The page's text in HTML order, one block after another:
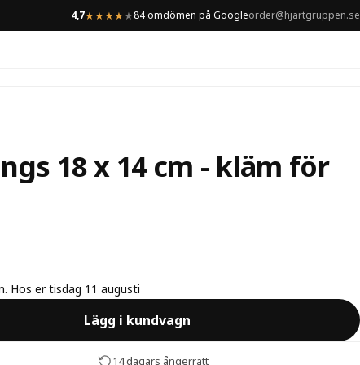
4,7★★★★★84 omdömen på Googleorder@hjartgruppen.se
18 x 14 cm - kläm för
Hos er tisdag 11 augusti
Lägg i kundvagn
14 dagars ångerrätt